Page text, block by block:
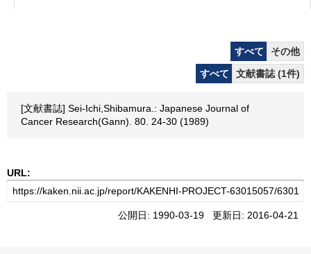
すべて
その他
すべて
文献書誌 (1件)
[文献書誌] Sei-Ichi,Shibamura.: Japanese Journal of
Cancer Research(Gann). 80. 24-30 (1989)
URL:
公開日: 1990-03-19 更新日: 2016-04-21